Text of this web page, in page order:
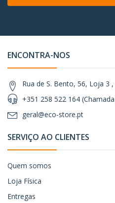
ENCONTRA-NOS
Rua de S. Bento, 56, Loja 3
+351 258 522 164
geral@eco-store.pt
SERVIÇO AO CLIENTES
Quem somos
Loja Física
Entregas